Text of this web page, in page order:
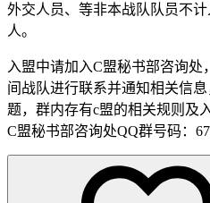
外交人员、等非本战队队员不
人。
入盟中请加入C盟秘书部咨询
间战队进行联系并通知相关信
题，群内存有c盟的相关规则及
C盟秘书部咨询处QQ群号码：